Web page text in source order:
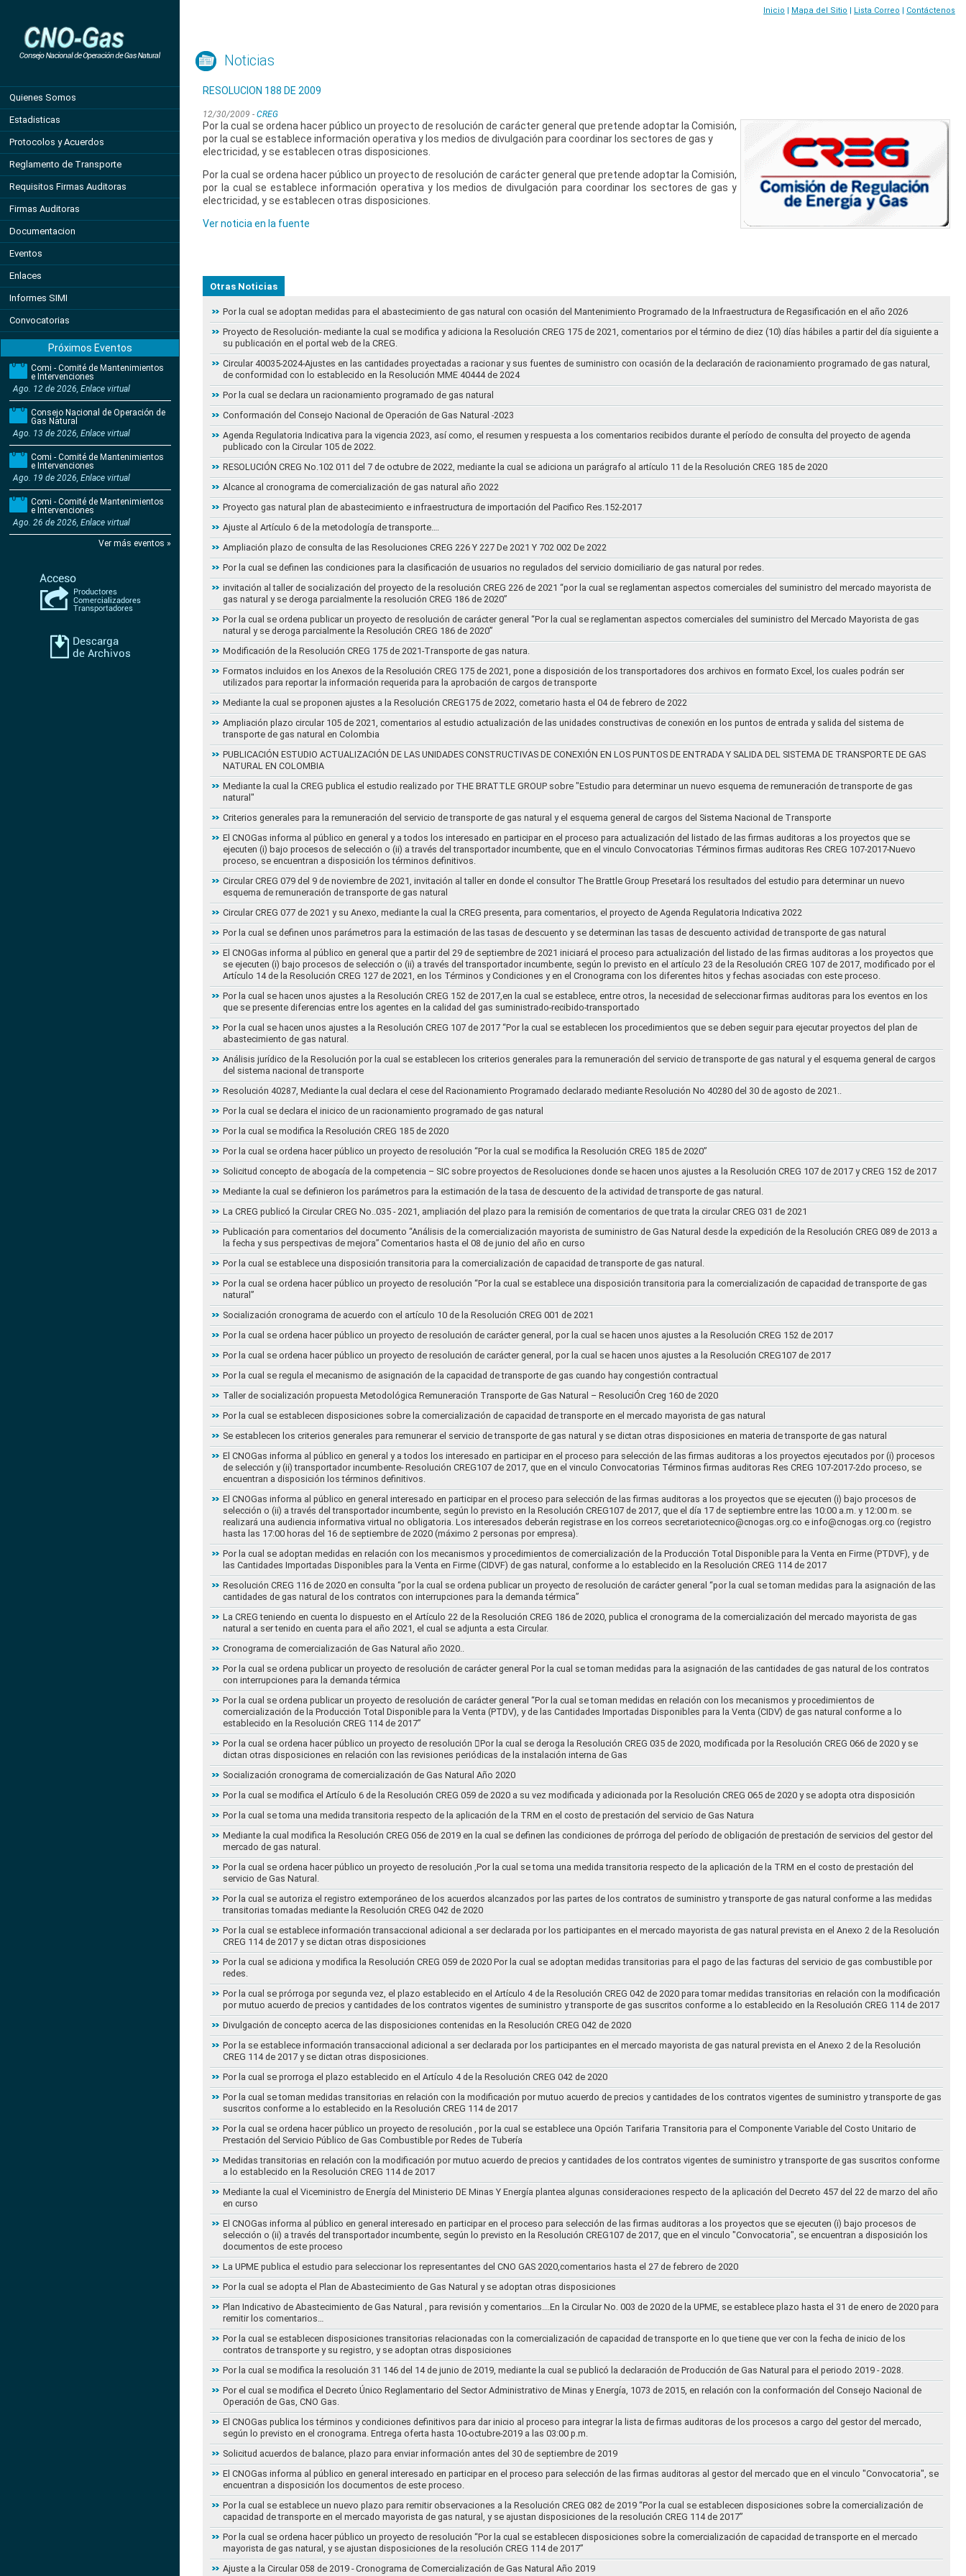
Quienes Somos
Estadisticas
Protocolos y Acuerdos
Reglamento de Transporte
Requisitos Firmas Auditoras
Firmas Auditoras
Documentacion
Eventos
Enlaces
Informes SIMI
Convocatorias
Próximos Eventos
Comi - Comité de Mantenimientos
e Intervenciones
Ago. 12 de 2026, Enlace virtual
Consejo Nacional de Operación de
Gas Natural
Ago. 13 de 2026, Enlace virtual
Comi - Comité de Mantenimientos
e Intervenciones
Ago. 19 de 2026, Enlace virtual
Comi - Comité de Mantenimientos
e Intervenciones
Ago. 26 de 2026, Enlace virtual
Ver más eventos »
Inicio | Mapa del Sitio | Lista Correo | Contáctenos
Noticias
RESOLUCION 188 DE 2009
12/30/2009 - CREG
Por la cual se ordena hacer público un proyecto de resolución de carácter general que pretende adoptar la Comisión,
por la cual se establece información operativa y los medios de divulgación para coordinar los sectores de gas y
electricidad, y se establecen otras disposiciones.
Por la cual se ordena hacer público un proyecto de resolución de carácter general que pretende adoptar la Comisión,
por la cual se establece información operativa y los medios de divulgación para coordinar los sectores de gas y
electricidad, y se establecen otras disposiciones.
Ver noticia en la fuente
Otras Noticias
Por la cual se adoptan medidas para el abastecimiento de gas natural con ocasión del Mantenimiento Programado de la Infraestructura de Regasificación en el año 2026
Proyecto de Resolución- mediante la cual se modifica y adiciona la Resolución CREG 175 de 2021, comentarios por el término de diez (10) días hábiles a partir del día siguiente a
su publicación en el portal web de la CREG.
Circular 40035-2024-Ajustes en las cantidades proyectadas a racionar y sus fuentes de suministro con ocasión de la declaración de racionamiento programado de gas natural,
de conformidad con lo establecido en la Resolución MME 40444 de 2024
Por la cual se declara un racionamiento programado de gas natural
Conformación del Consejo Nacional de Operación de Gas Natural -2023
Agenda Regulatoria Indicativa para la vigencia 2023, así como, el resumen y respuesta a los comentarios recibidos durante el período de consulta del proyecto de agenda
publicado con la Circular 105 de 2022.
RESOLUCIÓN CREG No.102 011 del 7 de octubre de 2022, mediante la cual se adiciona un parágrafo al artículo 11 de la Resolución CREG 185 de 2020
Alcance al cronograma de comercialización de gas natural año 2022
Proyecto gas natural plan de abastecimiento e infraestructura de importación del Pacifico Res.152-2017
Ajuste al Artículo 6 de la metodología de transporte….
Ampliación plazo de consulta de las Resoluciones CREG 226 Y 227 De 2021 Y 702 002 De 2022
Por la cual se definen las condiciones para la clasificación de usuarios no regulados del servicio domiciliario de gas natural por redes.
invitación al taller de socialización del proyecto de la resolución CREG 226 de 2021 “por la cual se reglamentan aspectos comerciales del suministro del mercado mayorista de
gas natural y se deroga parcialmente la resolución CREG 186 de 2020”
Por la cual se ordena publicar un proyecto de resolución de carácter general “Por la cual se reglamentan aspectos comerciales del suministro del Mercado Mayorista de gas
natural y se deroga parcialmente la Resolución CREG 186 de 2020”
Modificación de la Resolución CREG 175 de 2021-Transporte de gas natura.
Formatos incluidos en los Anexos de la Resolución CREG 175 de 2021, pone a disposición de los transportadores dos archivos en formato Excel, los cuales podrán ser
utilizados para reportar la información requerida para la aprobación de cargos de transporte
Mediante la cual se proponen ajustes a la Resolución CREG175 de 2022, cometario hasta el 04 de febrero de 2022
Ampliación plazo circular 105 de 2021, comentarios al estudio actualización de las unidades constructivas de conexión en los puntos de entrada y salida del sistema de
transporte de gas natural en Colombia
PUBLICACIÓN ESTUDIO ACTUALIZACIÓN DE LAS UNIDADES CONSTRUCTIVAS DE CONEXIÓN EN LOS PUNTOS DE ENTRADA Y SALIDA DEL SISTEMA DE TRANSPORTE DE GAS
NATURAL EN COLOMBIA
Mediante la cual la CREG publica el estudio realizado por THE BRATTLE GROUP sobre "Estudio para determinar un nuevo esquema de remuneración de transporte de gas
natural"
Criterios generales para la remuneración del servicio de transporte de gas natural y el esquema general de cargos del Sistema Nacional de Transporte
El CNOGas informa al público en general y a todos los interesado en participar en el proceso para actualización del listado de las firmas auditoras a los proyectos que se
ejecuten (i) bajo procesos de selección o (ii) a través del transportador incumbente, que en el vinculo Convocatorias Términos firmas auditoras Res CREG 107-2017-Nuevo
proceso, se encuentran a disposición los términos definitivos.
Circular CREG 079 del 9 de noviembre de 2021, invitación al taller en donde el consultor The Brattle Group Presetará los resultados del estudio para determinar un nuevo
esquema de remuneración de transporte de gas natural
Circular CREG 077 de 2021 y su Anexo, mediante la cual la CREG presenta, para comentarios, el proyecto de Agenda Regulatoria Indicativa 2022
Por la cual se definen unos parámetros para la estimación de las tasas de descuento y se determinan las tasas de descuento actividad de transporte de gas natural
El CNOGas informa al público en general que a partir del 29 de septiembre de 2021 iniciará el proceso para actualización del listado de las firmas auditoras a los proyectos que
se ejecuten (i) bajo procesos de selección o (ii) a través del transportador incumbente, según lo previsto en el artículo 23 de la Resolución CREG 107 de 2017, modificado por el
Artículo 14 de la Resolución CREG 127 de 2021, en los Términos y Condiciones y en el Cronograma con los diferentes hitos y fechas asociadas con este proceso.
Por la cual se hacen unos ajustes a la Resolución CREG 152 de 2017,en la cual se establece, entre otros, la necesidad de seleccionar firmas auditoras para los eventos en los
que se presente diferencias entre los agentes en la calidad del gas suministrado-recibido-transportado
Por la cual se hacen unos ajustes a la Resolución CREG 107 de 2017 “Por la cual se establecen los procedimientos que se deben seguir para ejecutar proyectos del plan de
abastecimiento de gas natural.
Análisis jurídico de la Resolución por la cual se establecen los criterios generales para la remuneración del servicio de transporte de gas natural y el esquema general de cargos
del sistema nacional de transporte
Resolución 40287, Mediante la cual declara el cese del Racionamiento Programado declarado mediante Resolución No 40280 del 30 de agosto de 2021..
Por la cual se declara el inicico de un racionamiento programado de gas natural
Por la cual se modifica la Resolución CREG 185 de 2020
Por la cual se ordena hacer público un proyecto de resolución “Por la cual se modifica la Resolución CREG 185 de 2020”
Solicitud concepto de abogacía de la competencia – SIC sobre proyectos de Resoluciones donde se hacen unos ajustes a la Resolución CREG 107 de 2017 y CREG 152 de 2017
Mediante la cual se definieron los parámetros para la estimación de la tasa de descuento de la actividad de transporte de gas natural.
La CREG publicó la Circular CREG No..035 - 2021, ampliación del plazo para la remisión de comentarios de que trata la circular CREG 031 de 2021
Publicación para comentarios del documento “Análisis de la comercialización mayorista de suministro de Gas Natural desde la expedición de la Resolución CREG 089 de 2013 a
la fecha y sus perspectivas de mejora” Comentarios hasta el 08 de junio del año en curso
Por la cual se establece una disposición transitoria para la comercialización de capacidad de transporte de gas natural.
Por la cual se ordena hacer público un proyecto de resolución “Por la cual se establece una disposición transitoria para la comercialización de capacidad de transporte de gas
natural”
Socialización cronograma de acuerdo con el artículo 10 de la Resolución CREG 001 de 2021
Por la cual se ordena hacer público un proyecto de resolución de carácter general, por la cual se hacen unos ajustes a la Resolución CREG 152 de 2017
Por la cual se ordena hacer público un proyecto de resolución de carácter general, por la cual se hacen unos ajustes a la Resolución CREG107 de 2017
Por la cual se regula el mecanismo de asignación de la capacidad de transporte de gas cuando hay congestión contractual
Taller de socialización propuesta Metodológica Remuneración Transporte de Gas Natural – ResoluciÓn Creg 160 de 2020
Por la cual se establecen disposiciones sobre la comercialización de capacidad de transporte en el mercado mayorista de gas natural
Se establecen los criterios generales para remunerar el servicio de transporte de gas natural y se dictan otras disposiciones en materia de transporte de gas natural
El CNOGas informa al público en general y a todos los interesado en participar en el proceso para selección de las firmas auditoras a los proyectos ejecutados por (i) procesos
de selección y (ii) transportador incumbente- Resolución CREG107 de 2017, que en el vinculo Convocatorias Términos firmas auditoras Res CREG 107-2017-2do proceso, se
encuentran a disposición los términos definitivos.
El CNOGas informa al público en general interesado en participar en el proceso para selección de las firmas auditoras a los proyectos que se ejecuten (i) bajo procesos de
selección o (ii) a través del transportador incumbente, según lo previsto en la Resolución CREG107 de 2017, que el día 17 de septiembre entre las 10:00 a.m. y 12:00 m. se
realizará una audiencia informativa virtual no obligatoria. Los interesados deberán registrase en los correos secretariotecnico@cnogas.org.co e info@cnogas.org.co (registro
hasta las 17:00 horas del 16 de septiembre de 2020 (máximo 2 personas por empresa).
Por la cual se adoptan medidas en relación con los mecanismos y procedimientos de comercialización de la Producción Total Disponible para la Venta en Firme (PTDVF), y de
las Cantidades Importadas Disponibles para la Venta en Firme (CIDVF) de gas natural, conforme a lo establecido en la Resolución CREG 114 de 2017
Resolución CREG 116 de 2020 en consulta “por la cual se ordena publicar un proyecto de resolución de carácter general “por la cual se toman medidas para la asignación de las
cantidades de gas natural de los contratos con interrupciones para la demanda térmica”
La CREG teniendo en cuenta lo dispuesto en el Artículo 22 de la Resolución CREG 186 de 2020, publica el cronograma de la comercialización del mercado mayorista de gas
natural a ser tenido en cuenta para el año 2021, el cual se adjunta a esta Circular.
Cronograma de comercialización de Gas Natural año 2020..
Por la cual se ordena publicar un proyecto de resolución de carácter general Por la cual se toman medidas para la asignación de las cantidades de gas natural de los contratos
con interrupciones para la demanda térmica
Por la cual se ordena publicar un proyecto de resolución de carácter general “Por la cual se toman medidas en relación con los mecanismos y procedimientos de
comercialización de la Producción Total Disponible para la Venta (PTDV), y de las Cantidades Importadas Disponibles para la Venta (CIDV) de gas natural conforme a lo
establecido en la Resolución CREG 114 de 2017”
Por la cual se ordena hacer público un proyecto de resolución 􀂴Por la cual se deroga la Resolución CREG 035 de 2020, modificada por la Resolución CREG 066 de 2020 y se
dictan otras disposiciones en relación con las revisiones periódicas de la instalación interna de Gas
Socialización cronograma de comercialización de Gas Natural Año 2020
Por la cual se modifica el Artículo 6 de la Resolución CREG 059 de 2020 a su vez modificada y adicionada por la Resolución CREG 065 de 2020 y se adopta otra disposición
Por la cual se toma una medida transitoria respecto de la aplicación de la TRM en el costo de prestación del servicio de Gas Natura
Mediante la cual modifica la Resolución CREG 056 de 2019 en la cual se definen las condiciones de prórroga del período de obligación de prestación de servicios del gestor del
mercado de gas natural.
Por la cual se ordena hacer público un proyecto de resolución ,Por la cual se toma una medida transitoria respecto de la aplicación de la TRM en el costo de prestación del
servicio de Gas Natural.
Por la cual se autoriza el registro extemporáneo de los acuerdos alcanzados por las partes de los contratos de suministro y transporte de gas natural conforme a las medidas
transitorias tomadas mediante la Resolución CREG 042 de 2020
Por la cual se establece información transaccional adicional a ser declarada por los participantes en el mercado mayorista de gas natural prevista en el Anexo 2 de la Resolución
CREG 114 de 2017 y se dictan otras disposiciones
Por la cual se adiciona y modifica la Resolución CREG 059 de 2020 Por la cual se adoptan medidas transitorias para el pago de las facturas del servicio de gas combustible por
redes.
Por la cual se prórroga por segunda vez, el plazo establecido en el Artículo 4 de la Resolución CREG 042 de 2020 para tomar medidas transitorias en relación con la modificación
por mutuo acuerdo de precios y cantidades de los contratos vigentes de suministro y transporte de gas suscritos conforme a lo establecido en la Resolución CREG 114 de 2017
Divulgación de concepto acerca de las disposiciones contenidas en la Resolución CREG 042 de 2020
Por la se establece información transaccional adicional a ser declarada por los participantes en el mercado mayorista de gas natural prevista en el Anexo 2 de la Resolución
CREG 114 de 2017 y se dictan otras disposiciones.
Por la cual se prorroga el plazo establecido en el Artículo 4 de la Resolución CREG 042 de 2020
Por la cual se toman medidas transitorias en relación con la modificación por mutuo acuerdo de precios y cantidades de los contratos vigentes de suministro y transporte de gas
suscritos conforme a lo establecido en la Resolución CREG 114 de 2017
Por la cual se ordena hacer público un proyecto de resolución , por la cual se establece una Opción Tarifaria Transitoria para el Componente Variable del Costo Unitario de
Prestación del Servicio Público de Gas Combustible por Redes de Tubería
Medidas transitorias en relación con la modificación por mutuo acuerdo de precios y cantidades de los contratos vigentes de suministro y transporte de gas suscritos conforme
a lo establecido en la Resolución CREG 114 de 2017
Mediante la cual el Viceministro de Energía del Ministerio DE Minas Y Energía plantea algunas consideraciones respecto de la aplicación del Decreto 457 del 22 de marzo del año
en curso
El CNOGas informa al público en general interesado en participar en el proceso para selección de las firmas auditoras a los proyectos que se ejecuten (i) bajo procesos de
selección o (ii) a través del transportador incumbente, según lo previsto en la Resolución CREG107 de 2017, que en el vinculo "Convocatoria", se encuentran a disposición los
documentos de este proceso
La UPME publica el estudio para seleccionar los representantes del CNO GAS 2020,comentarios hasta el 27 de febrero de 2020
Por la cual se adopta el Plan de Abastecimiento de Gas Natural y se adoptan otras disposiciones
Plan Indicativo de Abastecimiento de Gas Natural , para revisión y comentarios….En la Circular No. 003 de 2020 de la UPME, se establece plazo hasta el 31 de enero de 2020 para
remitir los comentarios…
Por la cual se establecen disposiciones transitorias relacionadas con la comercialización de capacidad de transporte en lo que tiene que ver con la fecha de inicio de los
contratos de transporte y su registro, y se adoptan otras disposiciones
Por la cual se modifica la resolución 31 146 del 14 de junio de 2019, mediante la cual se publicó la declaración de Producción de Gas Natural para el periodo 2019 - 2028.
Por el cual se modifica el Decreto Único Reglamentario del Sector Administrativo de Minas y Energía, 1073 de 2015, en relación con la conformación del Consejo Nacional de
Operación de Gas, CNO Gas.
El CNOGas publica los términos y condiciones definitivos para dar inicio al proceso para integrar la lista de firmas auditoras de los procesos a cargo del gestor del mercado,
según lo previsto en el cronograma. Entrega oferta hasta 10-octubre-2019 a las 03:00 p.m.
Solicitud acuerdos de balance, plazo para enviar información antes del 30 de septiembre de 2019
El CNOGas informa al público en general interesado en participar en el proceso para selección de las firmas auditoras al gestor del mercado que en el vinculo "Convocatoria", se
encuentran a disposición los documentos de este proceso.
Por la cual se establece un nuevo plazo para remitir observaciones a la Resolución CREG 082 de 2019 “Por la cual se establecen disposiciones sobre la comercialización de
capacidad de transporte en el mercado mayorista de gas natural, y se ajustan disposiciones de la resolución CREG 114 de 2017”
Por la cual se ordena hacer público un proyecto de resolución “Por la cual se establecen disposiciones sobre la comercialización de capacidad de transporte en el mercado
mayorista de gas natural, y se ajustan disposiciones de la resolución CREG 114 de 2017”
Ajuste a la Circular 058 de 2019 - Cronograma de Comercialización de Gas Natural Año 2019